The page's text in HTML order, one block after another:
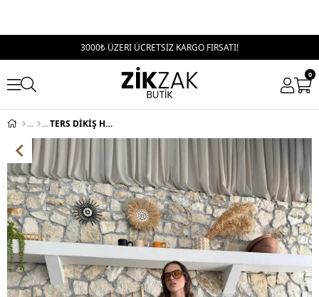
3000₺ ÜZERİ ÜCRETSİZ KARGO FIRSATI!
0
TERS DİKİŞ HALTER YAKA CROP VE PANTOLONLU İKİLİ TAKIM SARI